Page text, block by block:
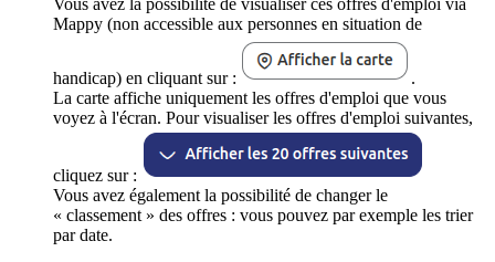
Vous avez la possibilité de visualiser ces offres d'emploi via
Mappy (non accessible aux personnes en situation de
handicap) en cliquant sur :
.
La carte affiche uniquement les offres d'emploi que vous
voyez à l'écran. Pour visualiser les offres d'emploi suivantes,
cliquez sur :
Vous avez également la possibilité de changer le
« classement » des offres : vous pouvez par exemple les trier
par date.